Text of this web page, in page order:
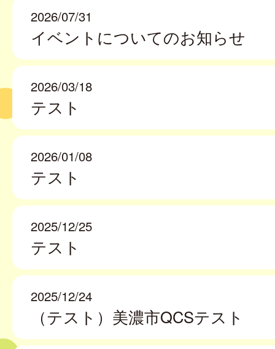
2026/07/31
イベントについてのお知らせ
2026/03/18
テスト
2026/01/08
テスト
2025/12/25
テスト
2025/12/24
（テスト）美濃市QCSテスト